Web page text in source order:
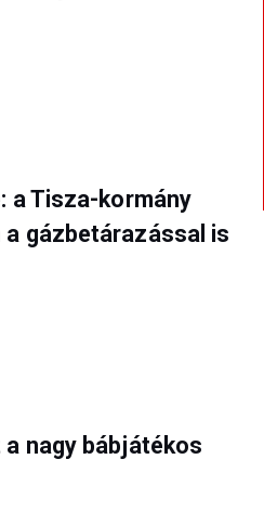
a Tisza-kormány
a gázbetárazással is
nagy bábjátékos